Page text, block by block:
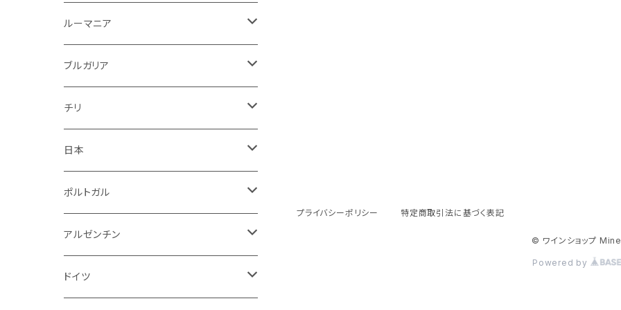
白
ロゼ
白
ルーマニア
赤
ブルガリア
赤
ニュージーランド
白
赤
白
赤
ロゼ
白
赤
白
ルーマニア
赤
ブルガリア
赤
チリ
スパークリング
白
赤
日本
スパークリング
白
赤
ポルトガル
白
赤
アルゼンチン
赤
ドイツ
プライバシーポリシー 特定商取引法に基づく表記
© ワインショップ
Powered by